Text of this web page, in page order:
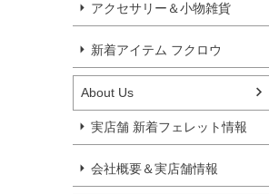
アクセサリー＆小物雑貨
新着アイテム フクロウ
About Us
実店舗 新着フェレット情報
会社概要＆実店舗情報